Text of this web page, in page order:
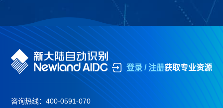
登录/ 注册获取专业资源
咨询热线：400-0591-070